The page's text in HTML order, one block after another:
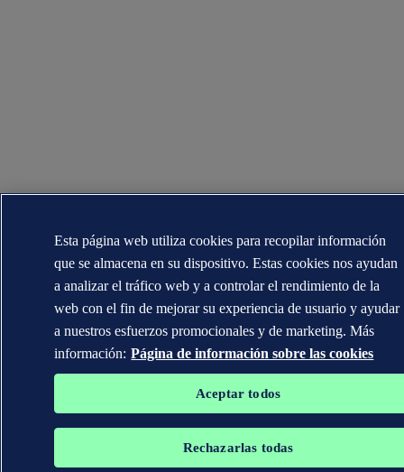
Esta página web utiliza cookies para recopilar información
que se almacena en su dispositivo. Estas cookies nos ayudan
a analizar el tráfico web y a controlar el rendimiento de la
web con el fin de mejorar su experiencia de usuario y ayudar
a nuestros esfuerzos promocionales y de marketing. Más
información: Página de información sobre las cookies
Aceptar todos
Rechazarlas todas